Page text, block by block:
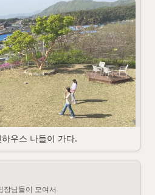
는 능력자이기도 하고 다른 사람을 변화
. 로빈과 함께 완성시켜보겠습니다!!
각 왜 책을 쓰려는지에 대해 로빈의 큰
이 되었어요
우스 나들이 가다.
장님들이 모여서